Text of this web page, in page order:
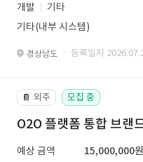
개발
기타
기타(내부 시스템)
경상남도 · 등록일자
📔 외주 모집 중
O2O 플랫폼 통합 브랜
예상 금액
15,000,000원